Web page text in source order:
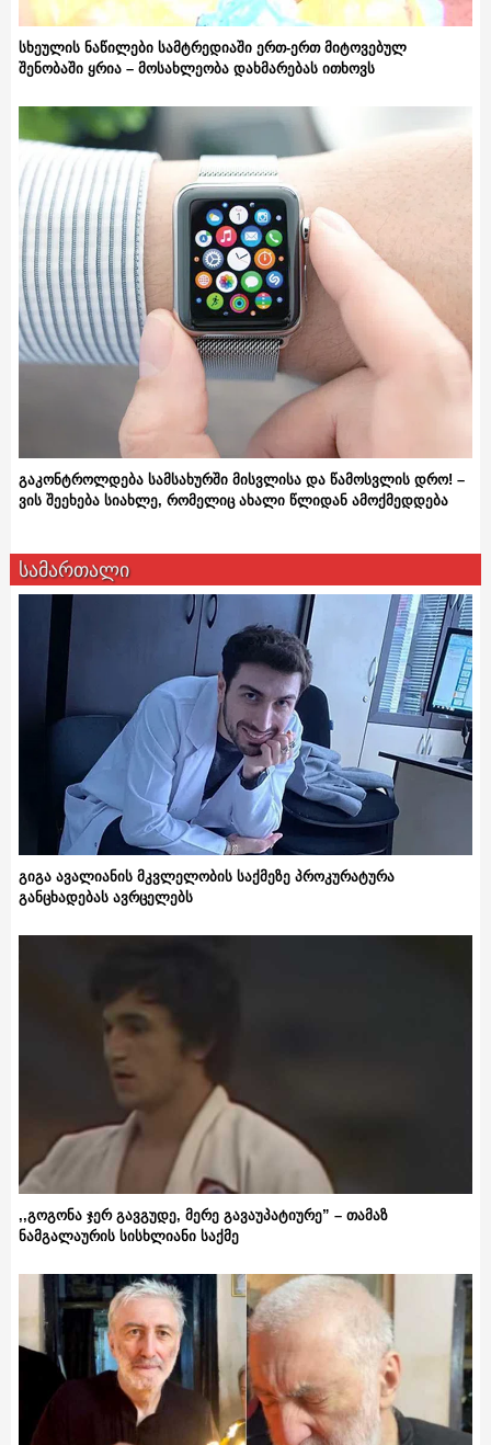
სხეულის ნაწილები სამტრედიაში ერთ-ერთ მიტოვებულ
შენობაში ყრია – მოსახლეობა დახმარებას ითხოვს
გაკონტროლდება სამსახურში მისვლისა და წამოსვლის დრო! –
ვის შეეხება სიახლე, რომელიც ახალი წლიდან ამოქმედდება
სამართალი
გიგა ავალიანის მკვლელობის საქმეზე პროკურატურა
განცხადებას ავრცელებს
,,გოგონა ჯერ გავგუდე, მერე გავაუპატიურე” – თამაზ
ნამგალაურის სისხლიანი საქმე